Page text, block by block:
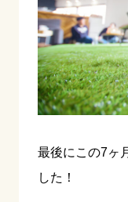
最後にこの7ヶ
した！